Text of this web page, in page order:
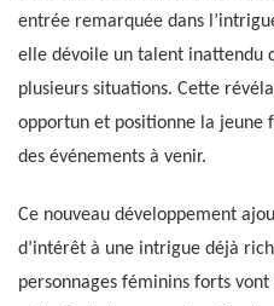
entrée remarquée dans
elle dévoile un talent inattendu
plusieurs situations. Cette
opportun et positionne la jeune
des événements à venir.
Ce nouveau développement
d’intérêt à une intrigue déjà
personnages féminins forts